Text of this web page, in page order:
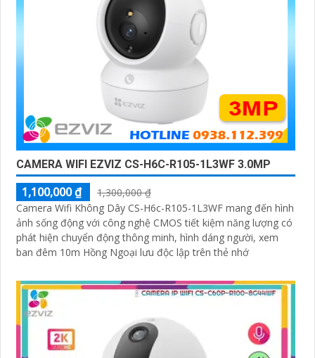
CAMERA WIFI EZVIZ CS-H6C-R105-1L3WF 3.0MP
1,100,000 ₫
1,300,000 ₫
Camera Wifi Không Dây CS-H6c-R105-1L3WF mang đến hình
ảnh sống động với công nghệ CMOS tiết kiệm năng lượng có
phát hiện chuyển động thông minh, hình dáng người, xem
ban đêm 10m Hồng Ngoại lưu độc lập trên thẻ nhớ